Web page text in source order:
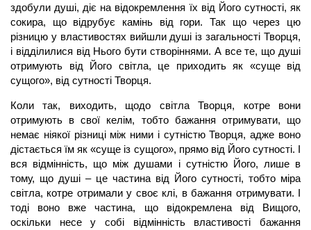
здобули душі, діє на відокремлення їх від Його сутності, як
сокира, що відрубує камінь від гори. Так що через цю
різницю у властивостях вийшли душі із загальності Творця,
і відділилися від Нього бути створіннями. А все те, що душі
отримують від Його світла, це приходить як «суще від
сущого», від сутності Творця.
Коли так, виходить, щодо світла Творця, котре вони
отримують в свої келім, тобто бажання отримувати, що
немає ніякої різниці між ними і сутністю Творця, адже воно
дістається їм як «суще із сущого», прямо від Його сутності. І
вся відмінність, що між душами і сутністю Його, лише в
тому, що душі – це частина від Його сутності, тобто міра
світла, котре отримали у своє клі, в бажання отримувати. І
тоді воно вже частина, що відокремлена від Вищого,
оскільки несе у собі відмінність властивості бажання